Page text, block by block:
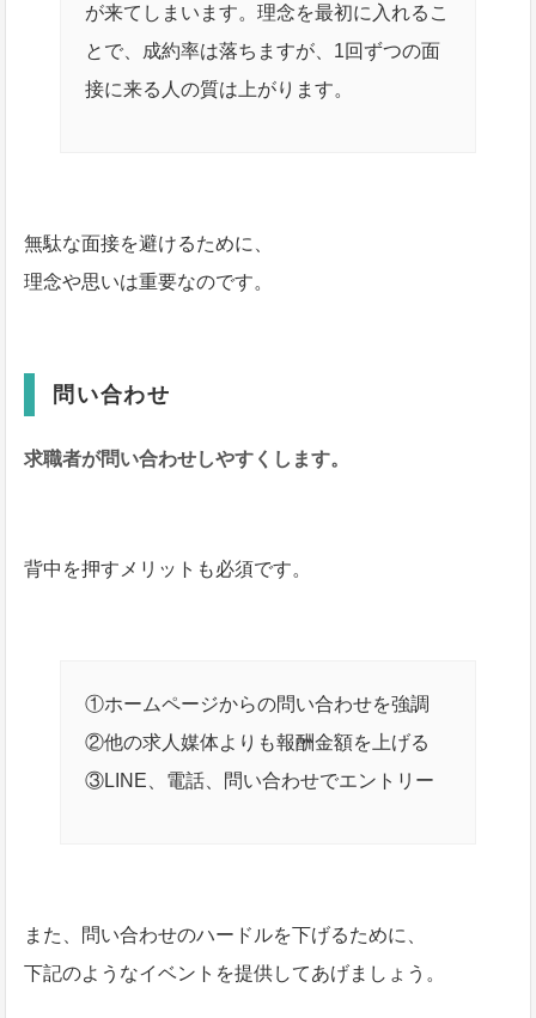
が来てしまいます。理念を最初に入れるこ
とで、成約率は落ちますが、1回ずつの面
接に来る人の質は上がります。
無駄な面接を避けるために、
理念や思いは重要なのです。
問い合わせ
求職者が問い合わせしやすくします。
背中を押すメリットも必須です。
①ホームページからの問い合わせを強調
②他の求人媒体よりも報酬金額を上げる
③LINE、電話、問い合わせでエントリー
また、問い合わせのハードルを下げるために、
下記のようなイベントを提供してあげましょう。